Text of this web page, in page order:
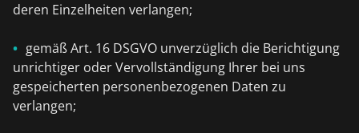
deren Einzelheiten verlangen;
gemäß Art. 16 DSGVO unverzüglich die Berichtigung
unrichtiger oder Vervollständigung Ihrer bei uns
gespeicherten personenbezogenen Daten zu
verlangen;